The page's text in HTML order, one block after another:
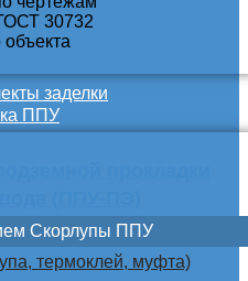
заделки
ППУ
Скорлупы ППУ
термоклей, муфта)